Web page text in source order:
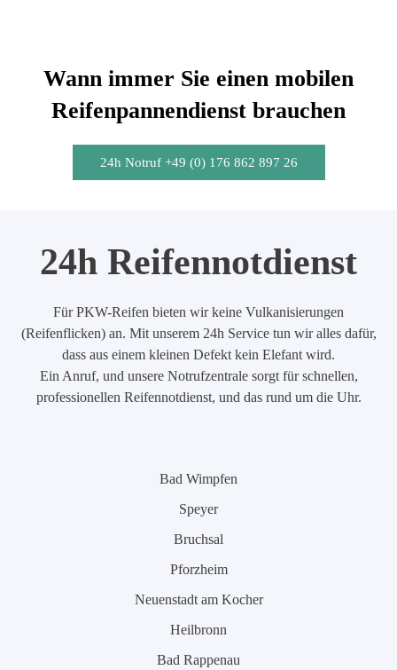
Wann immer Sie einen mobilen
Reifenpannendienst brauchen
24h Notruf +49 (0) 176 862 897 26
24h Reifennotdienst
Für PKW-Reifen bieten wir keine Vulkanisierungen
(Reifenflicken) an. Mit unserem 24h Service tun wir alles dafür,
dass aus einem kleinen Defekt kein Elefant wird.
Ein Anruf, und unsere Notrufzentrale sorgt für schnellen,
professionellen Reifennotdienst, und das rund um die Uhr.
Bad Wimpfen
Speyer
Bruchsal
Pforzheim
Neuenstadt am Kocher
Heilbronn
Bad Rappenau